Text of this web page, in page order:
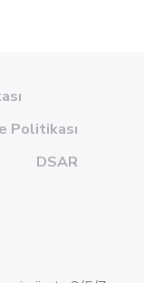
Politikası
DSAR